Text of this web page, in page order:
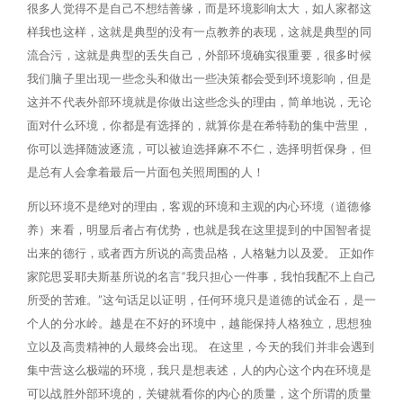
很多人觉得不是自己不想结善缘，而是环境影响太大，如人家都这
样我也这样，这就是典型的没有一点教养的表现，这就是典型的同
流合污，这就是典型的丢失自己，外部环境确实很重要，很多时候
我们脑子里出现一些念头和做出一些决策都会受到环境影响，但是
这并不代表外部环境就是你做出这些念头的理由，简单地说，无论
面对什么环境，你都是有选择的，就算你是在希特勒的集中营里，
你可以选择随波逐流，可以被迫选择麻不不仁，选择明哲保身，但
是总有人会拿着最后一片面包关照周围的人！
所以环境不是绝对的理由，客观的环境和主观的内心环境（道德修
养）来看，明显后者占有优势，也就是我在这里提到的中国智者提
出来的德行，或者西方所说的高贵品格，人格魅力以及爱。 正如作
家陀思妥耶夫斯基所说的名言“我只担心一件事，我怕我配不上自己
所受的苦难。”这句话足以证明，任何环境只是道德的试金石，是一
个人的分水岭。越是在不好的环境中，越能保持人格独立，思想独
立以及高贵精神的人最终会出现。 在这里，今天的我们并非会遇到
集中营这么极端的环境，我只是想表述，人的内心这个内在环境是
可以战胜外部环境的，关键就看你的内心的质量，这个所谓的质量